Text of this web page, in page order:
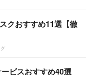
クおすすめ11選【徹
ビスおすすめ40選